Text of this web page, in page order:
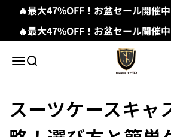
🔥最大47%OFF！お盆セール開催中
🔥最大47%OFF！お盆セール開催中
메뉴검색
New Trip
スーツケースキャ